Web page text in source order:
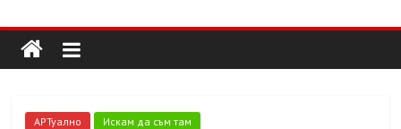
to
content
Долап
БГ
култура|
АРТуално Искам да съм там